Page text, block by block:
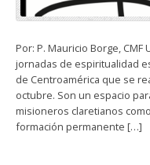
Por: P. Mauricio Borge,
jornadas de espiritualidad
de Centroamérica que se
octubre. Son un espacio
misioneros claretianos
formación permanente […]